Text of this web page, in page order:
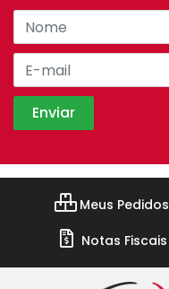
Meus Pedidos
Notas Fiscais